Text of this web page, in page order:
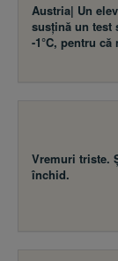
Austria| Un
susţină un test
-1°C, pentru că
Vremuri triste.
închid.